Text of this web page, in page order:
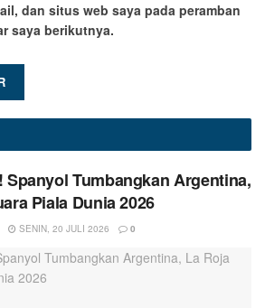
dan situs web saya pada peramban
saya berikutnya.
Spanyol Tumbangkan Argentina,
Piala Dunia 2026
SENIN, 20 JULI 2026 0